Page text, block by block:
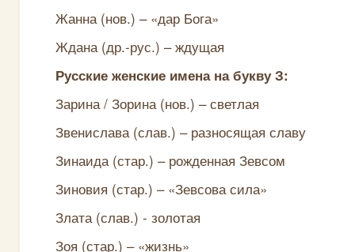
Жанна (нов.) – «дар Бога»
Ждана (др.-рус.) – ждущая
Русские женские имена на букву З:
Зарина / Зорина (нов.) – светлая
Звенислава (слав.) – разносящая славу
Зинаида (стар.) – рожденная Зевсом
Зиновия (стар.) – «Зевсова сила»
Злата (слав.) - золотая
Зоя (стар.) – «жизнь»